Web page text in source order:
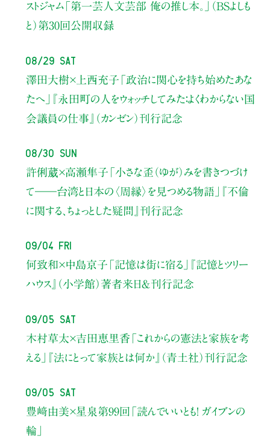
ストジャム「第一芸人文芸部 俺の推し本。」（BSよしも
と） 第30回公開収録
08/29 Sat
澤田大樹×上西充子 「政治に関心を持ち始めたあな
たへ」
『永田町の人をウォッチしてみた：よくわからない国
会議員の仕事』（カンゼン）刊行記念
08/30 Sun
許俐葳×高瀬隼子 「小さな歪（ゆが）みを書きつづけ
て――台湾と日本の〈周縁〉を見つめる物語」
『不倫
に関する、ちょっとした疑問』刊行記念
09/04 Fri
何致和×中島京子 「記憶は街に宿る」
『記憶とツリー
ハウス』（小学館）著者来日＆刊行記念
09/05 Sat
木村草太×吉田恵里香 「これからの憲法と家族を考
える」
『法にとって家族とは何か』（青土社）刊行記念
09/05 Sat
豊﨑由美×星泉 第99回「読んでいいとも！ ガイブンの
輪」